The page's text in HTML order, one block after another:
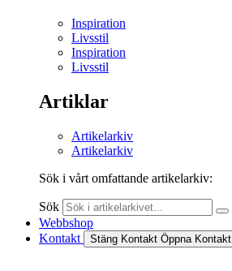
Inspiration
Livsstil
Inspiration
Livsstil
Artiklar
Artikelarkiv
Artikelarkiv
Sök i vårt omfattande artikelarkiv:
Sök
Webbshop
Kontakt
Stäng Kontakt Öppna Kontakt